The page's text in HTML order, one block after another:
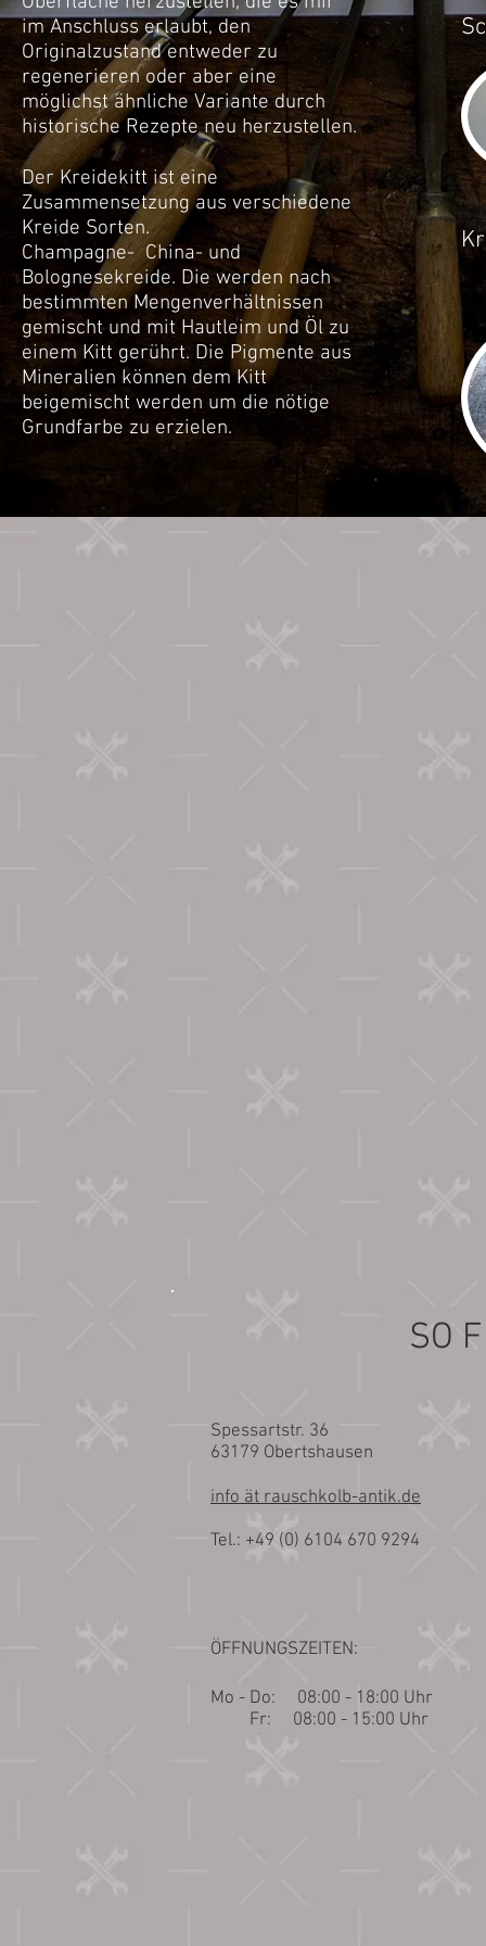
im Anschluss erlaubt, den
Originalzustand entweder zu
regenerieren oder aber eine
möglichst ähnliche Variante durch
historische Rezepte neu herzustellen.
Der Kreidekitt ist eine
Zusammensetzung aus verschiedene
Kreide Sorten.
Champagne- China- und
Bolognesekreide. Die werden nach
bestimmten Mengenverhältnissen
gemischt und mit Hautleim und Öl zu
einem Kitt gerührt. Die Pigmente aus
Mineralien können dem Kitt
beigemischt werden um die nötige
Grundfarbe zu erzielen.
SO
Spessartstr. 36
63179 Obertshausen
info ät rauschkolb-antik.de
Tel.: +49 (0) 6104 670 9294
ÖFFNUNGSZEITEN:
Mo - Do: 08:00 - 18:00 Uhr​​
Fr: 08:00 - 15:00 Uhr​​